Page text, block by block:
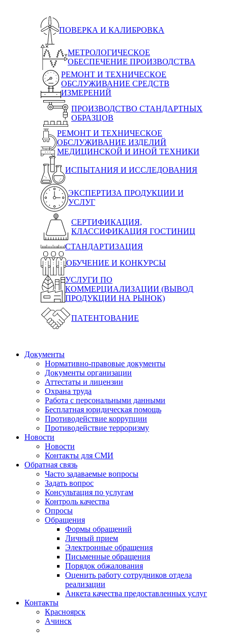
ПОВЕРКА И КАЛИБРОВКА
МЕТРОЛОГИЧЕСКОЕ
ОБЕСПЕЧЕНИЕ ПРОИЗВОДСТВА
РЕМОНТ И ТЕХНИЧЕСКОЕ
ОБСЛУЖИВАНИЕ СРЕДСТВ
ИЗМЕРЕНИЙ
ПРОИЗВОДСТВО СТАНДАРТНЫХ
ОБРАЗЦОВ
РЕМОНТ И ТЕХНИЧЕСКОЕ
ОБСЛУЖИВАНИЕ ИЗДЕЛИЙ
МЕДИЦИНСКОЙ И ИНОЙ ТЕХНИКИ
ИСПЫТАНИЯ И ИССЛЕДОВАНИЯ
ЭКСПЕРТИЗА ПРОДУКЦИИ И
УСЛУГ
СЕРТИФИКАЦИЯ,
КЛАССИФИКАЦИЯ ГОСТИНИЦ
СТАНДАРТИЗАЦИЯ
ОБУЧЕНИЕ И КОНКУРСЫ
УСЛУГИ ПО
КОММЕРЦИАЛИЗАЦИИ (ВЫВОД
ПРОДУКЦИИ НА РЫНОК)
ПАТЕНТОВАНИЕ
Документы
Нормативно-правовые документы
Документы организации
Аттестаты и лицензии
Охрана труда
Работа с персональными данными
Бесплатная юридическая помощь
Противодействие коррупции
Противодействие терроризму
Новости
Новости
Контакты для СМИ
Обратная связь
Часто задаваемые вопросы
Задать вопрос
Консультация по услугам
Контроль качества
Опросы
Обращения
Формы обращений
Личный прием
Электронные обращения
Письменные обращения
Порядок обжалования
Оценить работу сотрудников отдела
реализации
Анкета качества предоставленных услуг
Контакты
Красноярск
Ачинск